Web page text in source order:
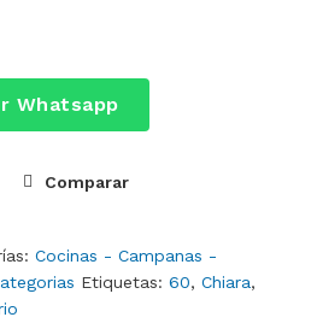
Whatsapp
Comparar
Cocinas - Campanas -
Etiquetas: 60, Chiara,